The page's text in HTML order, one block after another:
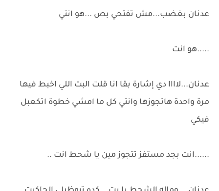
عدنان بغضب...مش تفتحي بص ...هو انتي
.....هو انت
عدنان...لاااا دي إشارة بقا انا قلت البت اللي اخبط فيها
مرة واحدة هاتجوزها وانتي كل ما امشي خطوة اتكعبل
فيكي
......انت بجد مستفز تتجوز مين يا شحط انت ..